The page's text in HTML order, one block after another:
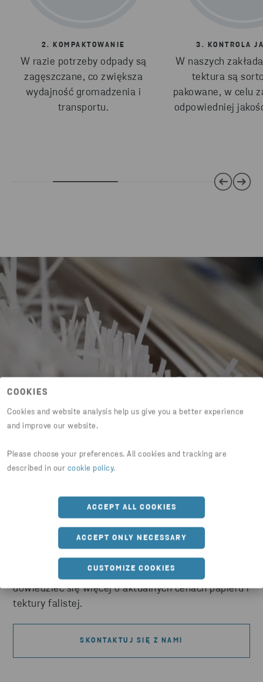
COOKIES
Cookies and website analysis help us give you a better experience
and improve our website.
Please choose your preferences. All cookies and tracking are
described in our cookie policy.
ACCEPT ALL COOKIES
ACCEPT ONLY NECESSARY
CUSTOMIZE COOKIES
2. KOMPAKTOWANIE
W razie potrzeby odpady są
zagęszczane, co zwiększa
wydajność gromadzenia i
transportu.
3. KONTROLA
W naszych
tektura są
pakowane, w celu
odpowiedniej
Różnice cen na rynku papieru z
recyklingu
Wszystkie ceny surowców są niestabilne i dotyczy
to również papieru. Skontaktuj się z nami, aby
dowiedzieć się więcej o aktualnych cenach papieru i
tektury falistej.
SKONTAKTUJ SIĘ Z NAMI